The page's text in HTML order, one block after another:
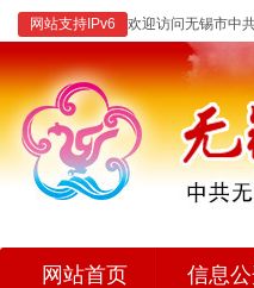
网站支持IPv6 欢迎访问无锡市中
网站首页 信息